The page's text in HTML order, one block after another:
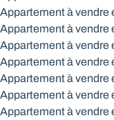
Appartement à vendre
Appartement à vendre
Appartement à vendre
Appartement à vendre
Appartement à vendre
Appartement à vendre
Appartement à vendre